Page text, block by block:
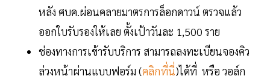
หลัง ศบค.ผ่อนคลายมาตรการล็อกดาวน์ ตรวจแล้ว
ออกใบรับรองให้เลย ตั้งเป้าวันละ 1,500 ราย
ช่องทางการเข้ารับบริการ สามารถลงทะเบียนจองคิว
ล่วงหน้าผ่านแบบฟอร์ม (คลิกที่นี่)ได้ที่ หรือ วอล์ก